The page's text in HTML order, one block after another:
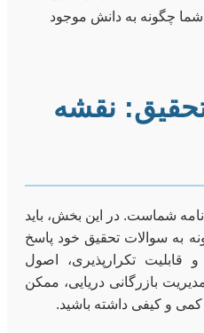
چگونه به دانش موجود
نقشه
شماست. در این بخش، باید
به سوالات تحقیق خود پاسخ
قابلیت تکرارپذیری، اصول
بازرگانی دریایی، ممکن
و کیفی داشته باشید.